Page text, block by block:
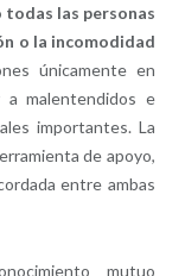
todas las personas
o la incomodidad
únicamente en
a malentendidos e
importantes. La
de apoyo,
entre ambas
mutuo